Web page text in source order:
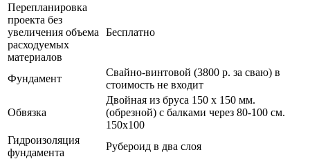
Перепланировка
проекта без
увеличения объема
расходуемых
материалов
Бесплатно
Фундамент
Свайно-винтовой (3800 р. за сваю) в
стоимость не входит
Обвязка
Двойная из бруса 150 х 150 мм.
(обрезной) с балками через 80-100 см.
150х100
Гидроизоляция
фундамента
Рубероид в два слоя